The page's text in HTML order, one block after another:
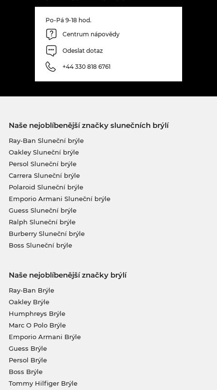
Po-Pá 9-18 hod.
Centrum nápovědy
Odeslat dotaz
+44 330 818 6761
Naše nejoblíbenější značky slunečních brýlí
Ray-Ban Sluneční brýle
Oakley Sluneční brýle
Persol Sluneční brýle
Carrera Sluneční brýle
Polaroid Sluneční brýle
Emporio Armani Sluneční brýle
Guess Sluneční brýle
Ralph Sluneční brýle
Burberry Sluneční brýle
Boss Sluneční brýle
Naše nejoblíbenější značky brýlí
Ray-Ban Brýle
Oakley Brýle
Humphreys Brýle
Marc O Polo Brýle
Emporio Armani Brýle
Guess Brýle
Persol Brýle
Boss Brýle
Tommy Hilfiger Brýle